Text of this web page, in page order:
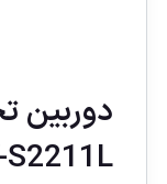
دوربین
S2211L